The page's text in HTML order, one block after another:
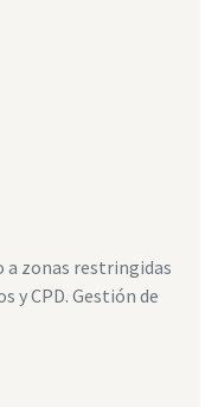
zonas restringidas
y CPD. Gestión de